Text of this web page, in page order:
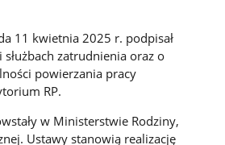
11 kwietnia 2025 r. podpisał
zatrudnienia oraz o
powierzania pracy
RP.
w Ministerstwie Rodziny,
Ustawy stanowią realizację